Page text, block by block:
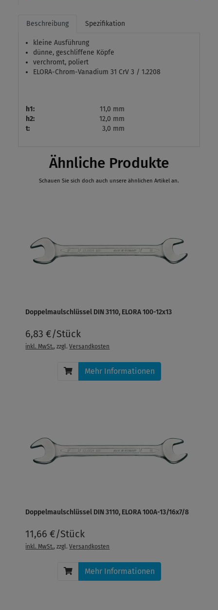
Beschreibung Spezifikation
kleine Ausführung
dünne, geschliffene Köpfe
verchromt, poliert
ELORA-Chrom-Vanadium 31 CrV 3 / 1.2208
h1:
11,0 mm
h2:
12,0 mm
t:
3,0 mm
Ähnliche Produkte
Schauen Sie sich doch auch unsere ähnlichen Artikel an.
Doppelmaulschlüssel DIN 3110, ELORA 100-12x13
6,83 €/Stück
inkl. MwSt., zzgl.Versandkosten
Mehr Informationen
Doppelmaulschlüssel DIN 3110, ELORA 100A-13/16x7/8
11,66 €/Stück
inkl. MwSt., zzgl.Versandkosten
Mehr Informationen